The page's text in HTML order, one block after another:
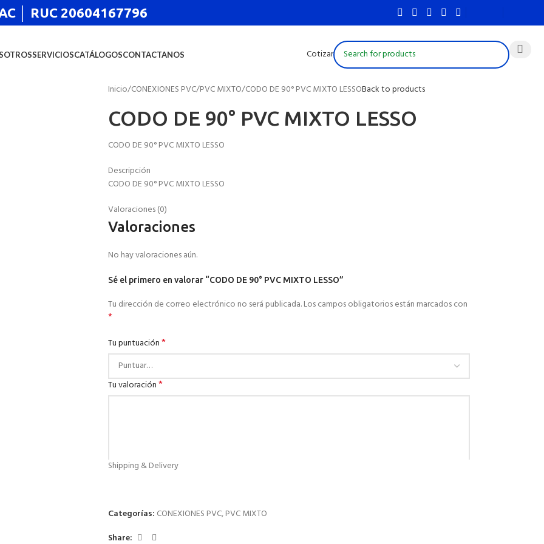
│ RUC 20604167796
SERVICIOSCATÁLOGOSCONTACTANOS Cotizar
Inicio CONEXIONES PVC PVC MIXTO CODO DE 90° PVC MIXTO LESSOBack to products
CODO DE 90° PVC MIXTO LESSO
CODO DE 90° PVC MIXTO LESSO
Descripción
CODO DE 90° PVC MIXTO LESSO
Valoraciones (0)
Valoraciones
No hay valoraciones aún.
Sé el primero en valorar “CODO DE 90° PVC MIXTO LESSO”
Tu dirección de correo electrónico no será publicada.Los campos obligatorios están marcados con
*
Tu puntuación*
Tu valoración*
Shipping & Delivery
Categorías: CONEXIONES PVC,PVC MIXTO
Share: